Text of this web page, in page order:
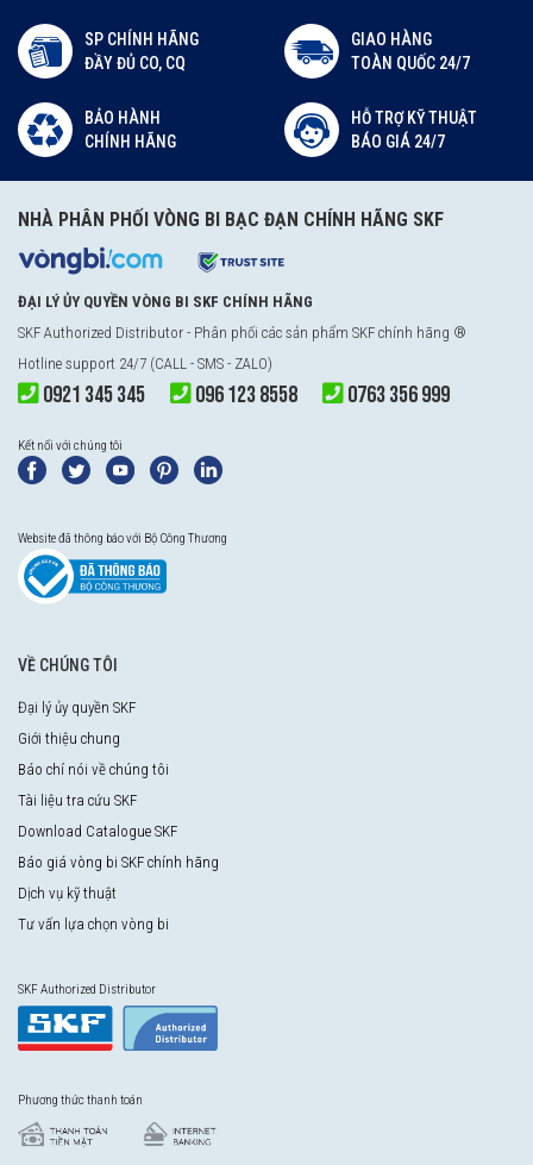
SP CHÍNH HÃNG
ĐẦY ĐỦ CO, CQ
GIAO HÀNG
TOÀN QUỐC 24/7
BẢO HÀNH
CHÍNH HÃNG
HỖ TRỢ KỸ THUẬT
BÁO GIÁ 24/7
NHÀ PHÂN PHỐI VÒNG BI BẠC ĐẠN CHÍNH HÃNG SKF
ĐẠI LÝ ỦY QUYỀN VÒNG BI SKF CHÍNH HÃNG
SKF Authorized Distributor - Phân phối các sản phẩm SKF chính hãng ®
Hotline support 24/7 (CALL - SMS - ZALO)
0921 345 345 096 123 8558 0763 356 999
Kết nối với chúng tôi
Website đã thông báo với Bộ Công Thương
VỀ CHÚNG TÔI
Đại lý ủy quyền SKF
Giới thiệu chung
Báo chí nói về chúng tôi
Tài liệu tra cứu SKF
Download Catalogue SKF
Báo giá vòng bi SKF chính hãng
Dịch vụ kỹ thuật
Tư vấn lựa chọn vòng bi
SKF Authorized Distributor
Phương thức thanh toán